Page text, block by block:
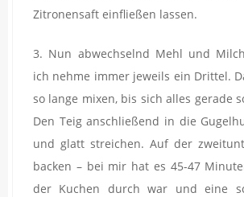
Zitronensaft einfließen lassen.
3. Nun abwechselnd Mehl und
ich nehme immer jeweils ein Drittel.
so lange mixen, bis sich alles gerade
Den Teig anschließend in die
und glatt streichen. Auf der
backen – bei mir hat es 45-47
der Kuchen durch war und eine